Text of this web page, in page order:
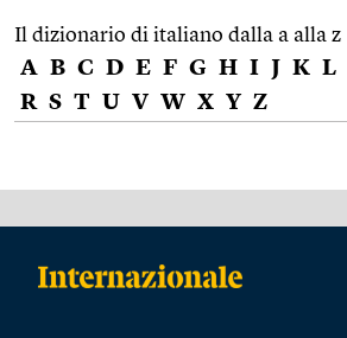
Il dizionario di italiano dalla a alla z
A B C D E F G H I J K L
R S T U V W X Y Z